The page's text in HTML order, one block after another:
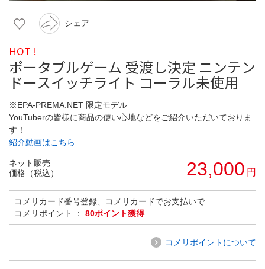
シェア
HOT !
ポータブルゲーム 受渡し決定 ニンテン
ドースイッチライト コーラル未使用
※EPA-PREMA.NET 限定モデル
YouTuberの皆様に商品の使い心地などをご紹介いただいておりま
す！
紹介動画はこちら
ネット販売
価格（税込）
23,000 円
コメリカード番号登録、コメリカードでお支払いで
コメリポイント ： 80ポイント獲得
コメリポイントについて